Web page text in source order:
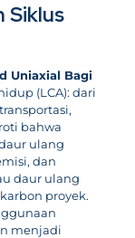
Siklus
Uniaxial Bagi
(LCA): dari
bahwa
ulang
dan
daur ulang
proyek.
menjadi